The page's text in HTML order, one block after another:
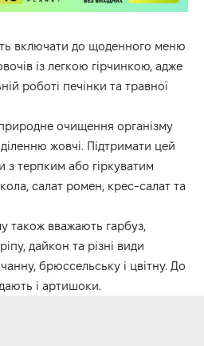
включати до щоденного меню
із легкою гірчинкою, адже
роботі печінки та травної
очищення організму
жовчі. Підтримати цей
терпким або гіркуватим
салат ромен, крес-салат та
також вважають гарбуз,
дайкон та різні види
брюссельську і цвітну. До
і артишоки.